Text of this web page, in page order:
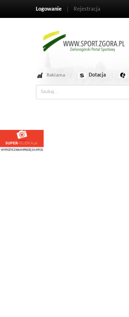
Logowanie Rejestracja
Reklama Dotacja